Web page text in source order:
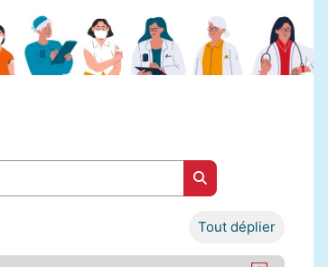
Rechercher des
Tout déplier